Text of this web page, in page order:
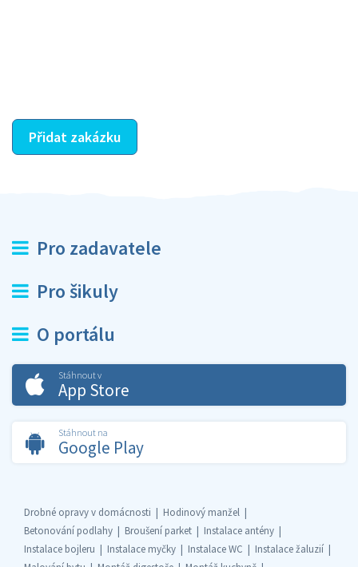
Přidat zakázku
Pro zadavatele
Pro šikuly
O portálu
Stáhnout v
App Store
Stáhnout na
Google Play
Drobné opravy v domácnosti
Hodinový manžel
Betonování podlahy
Broušení parket
Instalace antény
Instalace bojleru
Instalace myčky Instalace WC
Instalace žaluzií